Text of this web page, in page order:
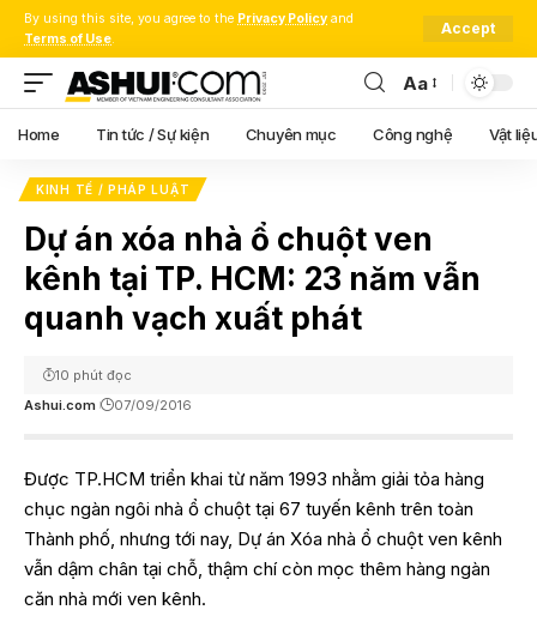
By using this site, you agree to the Privacy Policy and
Terms of Use.
Accept
Font
Resizer
Aa
Home Tin tức / Sự kiện Chuyên mục Công nghệ Vật
KINH TẾ / PHÁP LUẬT
Dự án xóa nhà ổ chuột ven
kênh tại TP. HCM: 23 năm vẫn
quanh vạch xuất phát
Ashui.com 07/09/2016
10 phút đọc
Được TP.HCM triển khai từ năm 1993 nhằm giải tỏa hàng
chục ngàn ngôi nhà ổ chuột tại 67 tuyến kênh trên toàn
Thành phố, nhưng tới nay, Dự án Xóa nhà ổ chuột ven kênh
vẫn dậm chân tại chỗ, thậm chí còn mọc thêm hàng ngàn
căn nhà mới ven kênh.